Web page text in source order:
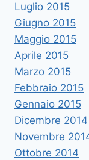
Luglio 2015
Giugno 2015
Maggio 2015
Aprile 2015
Marzo 2015
Febbraio 2015
Gennaio 2015
Dicembre 2014
Novembre
Ottobre 2014